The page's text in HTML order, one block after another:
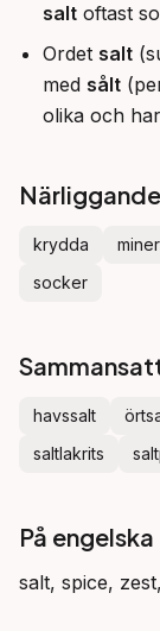
salt oftast
Ordet salt
med sålt
olika och
krydda
socker
havssalt
saltlakrits
På engelska
salt, spice,